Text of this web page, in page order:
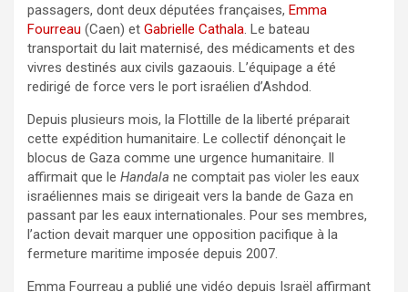
passagers, dont deux députées françaises, Emma
Fourreau (Caen) et Gabrielle Cathala. Le bateau
transportait du lait maternisé, des médicaments et des
vivres destinés aux civils gazaouis. L’équipage a été
redirigé de force vers le port israélien d’Ashdod.
Depuis plusieurs mois, la Flottille de la liberté préparait
cette expédition humanitaire. Le collectif dénonçait le
blocus de Gaza comme une urgence humanitaire. Il
affirmait que le Handala ne comptait pas violer les eaux
israéliennes mais se dirigeait vers la bande de Gaza en
passant par les eaux internationales. Pour ses membres,
l’action devait marquer une opposition pacifique à la
fermeture maritime imposée depuis 2007.
Emma Fourreau a publié une vidéo depuis Israël affirmant